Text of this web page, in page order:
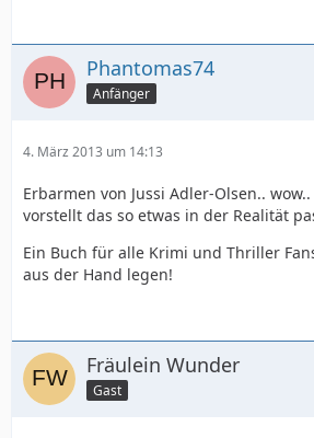
Phantomas74
Anfänger
4. März 2013 um 14:13
Erbarmen von Jussi Adler-Olsen..
vorstellt das so etwas in der Realität
Ein Buch für alle Krimi und Thriller
aus der Hand legen!
Fräulein Wunder
Gast